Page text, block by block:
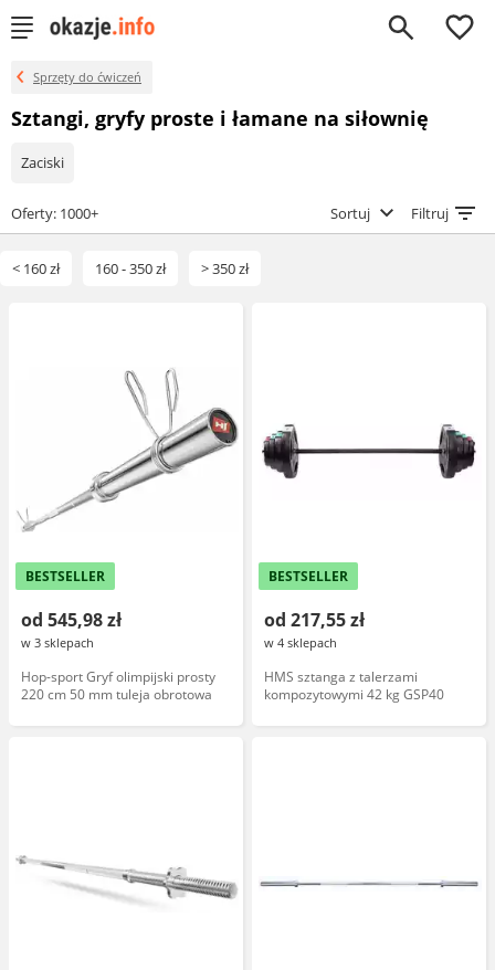
0
Sprzęty do ćwiczeń
Sztangi, gryfy proste i łamane na siłownię
Zaciski
Oferty: 1000+ Sortuj Filtruj
< 160 zł 160 - 350 zł > 350 zł
BESTSELLER
od 545,98 zł
w 3 sklepach
Hop-sport Gryf olimpijski prosty
220 cm 50 mm tuleja obrotowa
BESTSELLER
od 217,55 zł
w 4 sklepach
HMS sztanga z talerzami
kompozytowymi 42 kg GSP40